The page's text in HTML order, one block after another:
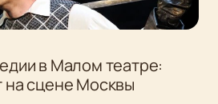
в Малом театре:
сцене Москвы